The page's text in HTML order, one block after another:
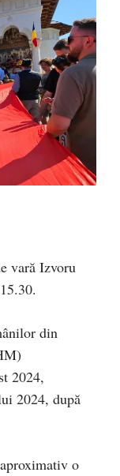
vară Izvoru
din
2024,
2024, după
o